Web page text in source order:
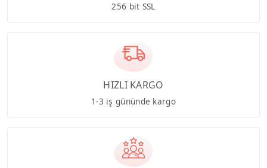
256 bit SSL
HIZLI KARGO
1-3 iş gününde kargo